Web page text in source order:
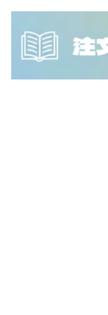
NCT WISH
SEVENTEEN
SF9
TOMORROW X
IVE
iKON